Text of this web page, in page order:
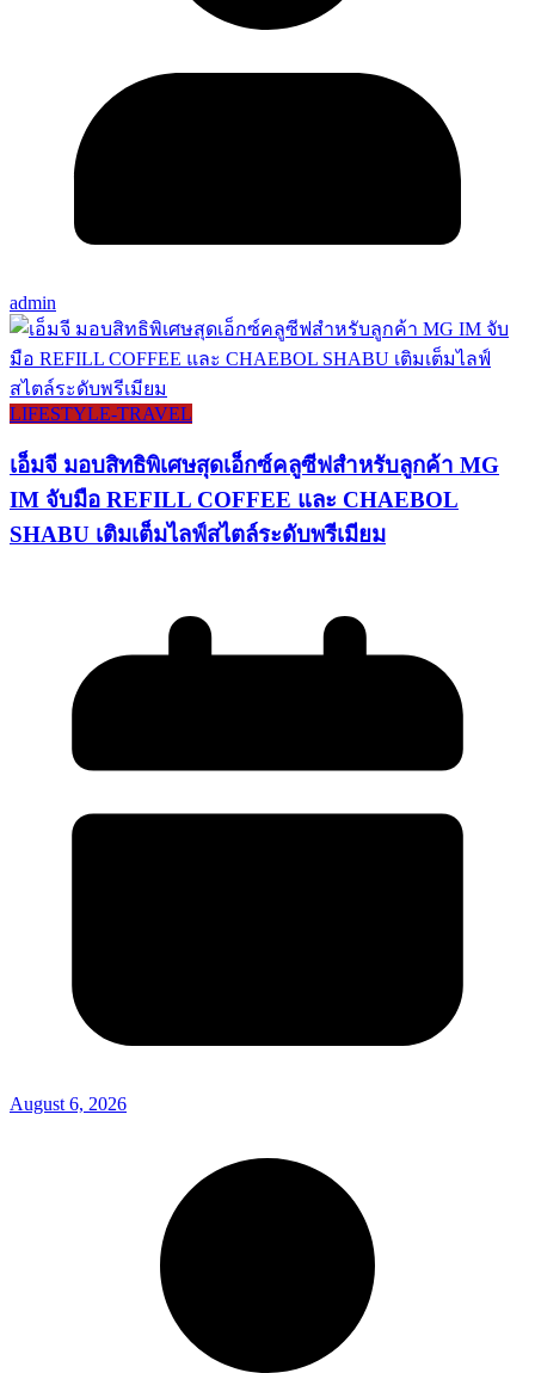
admin
LIFESTYLE​-TRAVEL​
เอ็มจี มอบสิทธิพิเศษสุดเอ็กซ์คลูซีฟสำหรับลูกค้า MG
IM จับมือ REFILL COFFEE และ CHAEBOL
SHABU เติมเต็มไลฟ์สไตล์ระดับพรีเมียม
August 6, 2026